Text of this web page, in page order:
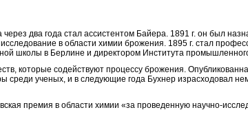
через два года стал ассистентом Байера. 1891 г. он был
в области химии брожения. 1895 г. стал
школы в Берлине и директором Института
которые содействуют процессу брожения.
среди ученых, и в следующие года Бухнер израсходовал
премия в области химии «за проведенную научно-